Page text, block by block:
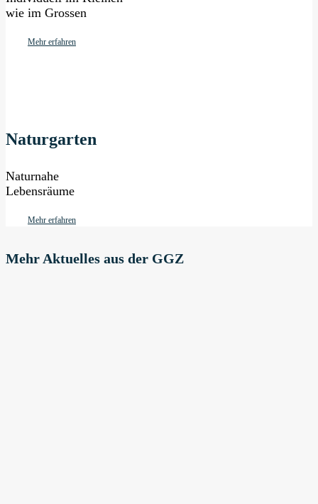
wie im Grossen
Mehr erfahren
Naturgarten
Naturnahe
Lebensräume
Mehr erfahren
Mehr Aktuelles aus der GGZ